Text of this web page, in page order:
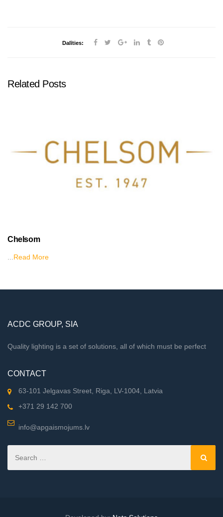
Dalīties:
Related Posts
Chelsom
Read More
ACDC GROUP, SIA
Quality lighting is a set of solutions, all of which must be perfect
CONTACT
63-101 Jelgavas Street, Riga, LV-1004, Latvia
+371 29 142 700
info@apgaismojums.lv